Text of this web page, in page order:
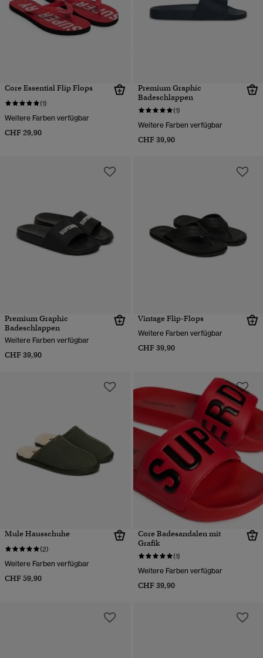
Core Essential Flip Flops
(1)
Weitere Farben verfügbar
CHF 29,90
Premium Graphic
Badeschlappen
(1)
Weitere Farben verfügbar
CHF 39,90
Premium Graphic
Badeschlappen
Weitere Farben verfügbar
CHF 39,90
Vintage Flip-Flops
Weitere Farben verfügbar
CHF 39,90
Mule Hausschuhe
(2)
Weitere Farben verfügbar
CHF 59,90
Core Badesandalen mit
Grafik
(1)
Weitere Farben verfügbar
CHF 39,90